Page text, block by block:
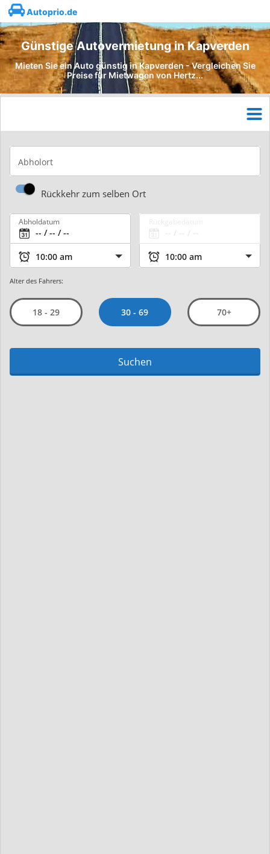
Autoprio.de
Günstige Autovermietung in Kapverden
Mieten Sie ein Auto günstig in Kapverden - Vergleichen Sie
Preise für Mietwagen von Hertz...
Abholort
Rückkehr zum selben Ort
Abholdatum
Alter des Fahrers:
18 - 29 30 - 69 70+
Suchen